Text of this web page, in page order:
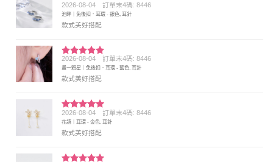
評分5 滿
分 5
2026-08-04 訂單末4碼: 8446
池畔｜免後扣．耳環 - 銀色, 耳針
款式美好搭配
評分5 滿
分 5
2026-08-04 訂單末4碼: 8446
畫一顆星｜免後扣．耳環 - 藍色, 耳針
款式美好搭配
評分5 滿
分 5
2026-08-04 訂單末4碼: 8446
花語｜耳環 - 金色, 耳針
款式美好搭配